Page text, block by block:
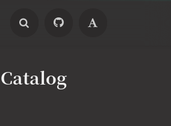
Catalog